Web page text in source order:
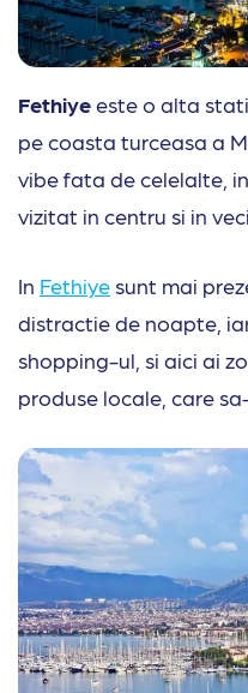
Fethiyeeste o alta
pe coasta turceasa a
vibe fata de celelalte,
vizitat in centru si in
In Fethiye sunt mai
distractie de noapte,
shopping-ul, si aici ai
produse locale, care